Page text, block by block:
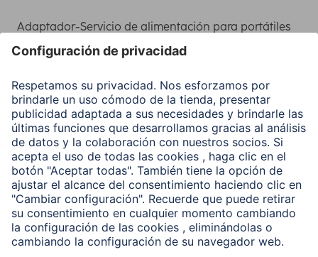
Adaptador-Servicio de alimentación para portátiles
Clientes online
Conviértete en distribuidor
Compañía
Historia de la empresa
Hama en todo el Mundo